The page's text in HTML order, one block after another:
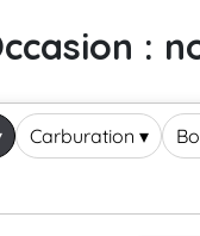
:
Carburation ▾